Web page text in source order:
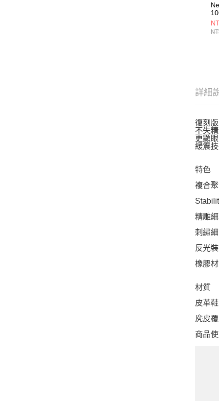
詳細
復刻
不失
更顯
緩震
特色
複合
精雕
刺繡
反光
橡膠
材質
皮革
麂皮
商品